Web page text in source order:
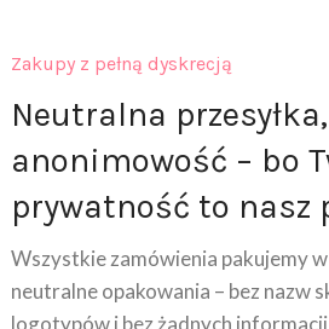
Neutralna przesyłka,
anonimowość – bo
prywatność to nasz
Wszystkie zamówienia pakujemy w
neutralne opakowania – bez nazw
logotypów i bez żadnych informacji